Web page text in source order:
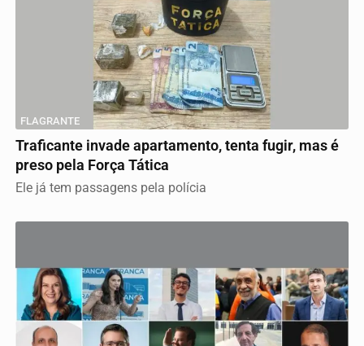
FLAGRANTE
Traficante invade apartamento, tenta fugir, mas é
preso pela Força Tática
Ele já tem passagens pela polícia